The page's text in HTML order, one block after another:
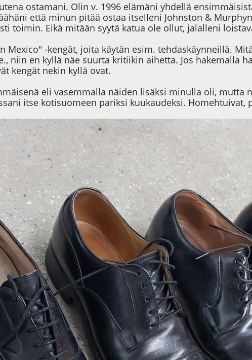
ostamani. Olin v. 1996 elämäni yhdellä
että minun pitää ostaa itselleni Johnston &
toimin. Eikä mitään syytä katua ole ollut, jalalleni
Mexico" -kengät, joita käytän esim. tehdaskäynneillä.
niin en kyllä näe suurta kritiikin aihetta. Jos hakemalla
kengät nekin kyllä ovat.
eli vasemmalla näiden lisäksi minulla oli, mutta
itse kotisuomeen pariksi kuukaudeksi. Homehtuivat,